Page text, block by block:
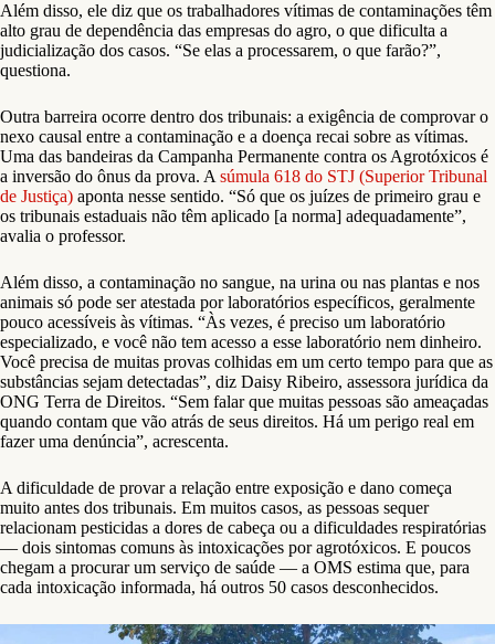
Além disso, ele diz que os trabalhadores vítimas de contaminações têm
alto grau de dependência das empresas do agro, o que dificulta a
judicialização dos casos. “Se elas a processarem, o que farão?”,
questiona.
Outra barreira ocorre dentro dos tribunais: a exigência de comprovar o
nexo causal entre a contaminação e a doença recai sobre as vítimas.
Uma das bandeiras da Campanha Permanente contra os Agrotóxicos é
a inversão do ônus da prova. A súmula 618 do STJ (Superior Tribunal
de Justiça) aponta nesse sentido. “Só que os juízes de primeiro grau e
os tribunais estaduais não têm aplicado [a norma] adequadamente”,
avalia o professor.
Além disso, a contaminação no sangue, na urina ou nas plantas e nos
animais só pode ser atestada por laboratórios específicos, geralmente
pouco acessíveis às vítimas. “Às vezes, é preciso um laboratório
especializado, e você não tem acesso a esse laboratório nem dinheiro.
Você precisa de muitas provas colhidas em um certo tempo para que as
substâncias sejam detectadas”, diz Daisy Ribeiro, assessora jurídica da
ONG Terra de Direitos. “Sem falar que muitas pessoas são ameaçadas
quando contam que vão atrás de seus direitos. Há um perigo real em
fazer uma denúncia”, acrescenta.
A dificuldade de provar a relação entre exposição e dano começa
muito antes dos tribunais. Em muitos casos, as pessoas sequer
relacionam pesticidas a dores de cabeça ou a dificuldades respiratórias
— dois sintomas comuns às intoxicações por agrotóxicos. E poucos
chegam a procurar um serviço de saúde — a OMS estima que, para
cada intoxicação informada, há outros 50 casos desconhecidos.